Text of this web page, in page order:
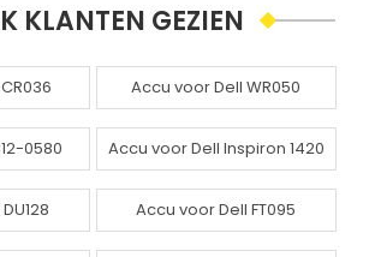
KLANTEN GEZIEN
Accu voor Dell WR050
0580 Accu voor Dell Inspiron 1420
Accu voor Dell FT095